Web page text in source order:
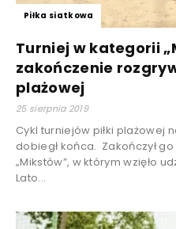
Piłka siatkowa
Turniej w kategorii
zakończenie
plażowej
25 sierpnia 2019
Cykl turniejów piłki plażowej
dobiegł końca. Zakończył
„Mikstów”, w którym wzięło
Lato...